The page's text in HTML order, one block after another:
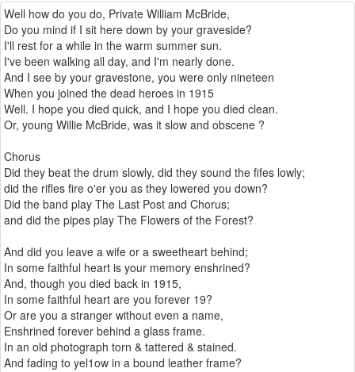
Well how do you do, Private William McBride,
Do you mind if I sit here down by your graveside?
I'll rest for a while in the warm summer sun.
I've been walking all day, and I'm nearly done.
And I see by your gravestone, you were only nineteen
When you joined the dead heroes in 1915
Well. I hope you died quick, and I hope you died clean.
Or, young Willie McBride, was it slow and obscene ?
Chorus
Did they beat the drum slowly, did they sound the fifes lowly;
did the rifles fire o'er you as they lowered you down?
Did the band play The Last Post and Chorus;
and did the pipes play The Flowers of the Forest?
And did you leave a wife or a sweetheart behind;
In some faithful heart is your memory enshrined?
And, though you died back in 1915,
In some faithful heart are you forever 19?
Or are you a stranger without even a name,
Enshrined forever behind a glass frame.
In an old photograph torn & tattered & stained.
And fading to yel1ow in a bound leather frame?